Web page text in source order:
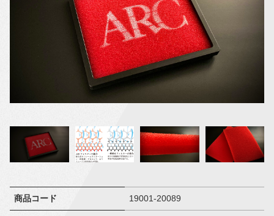
商品コード 19001-20089